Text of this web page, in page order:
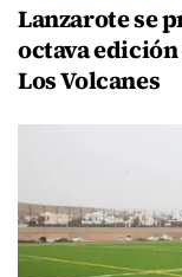
Lanzarote se
octava
Los Volcanes